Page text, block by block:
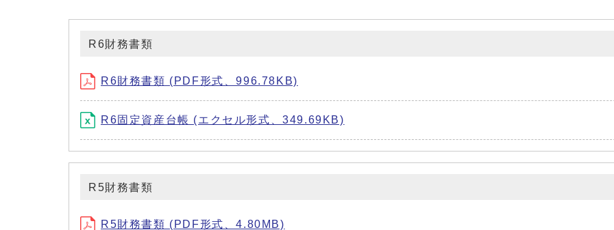
R6財務書類
R6財務書類 (PDF形式、996.78KB)
R6固定資産台帳 (エクセル形式、349.69KB)
R5財務書類
R5財務書類 (PDF形式、4.80MB)